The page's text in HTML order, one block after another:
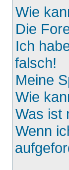
Wie
Die
Ich
falsch!
Meine
Wie
Was ist
Wenn